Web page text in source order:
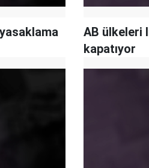
AB ülkeleri
kapatıyor